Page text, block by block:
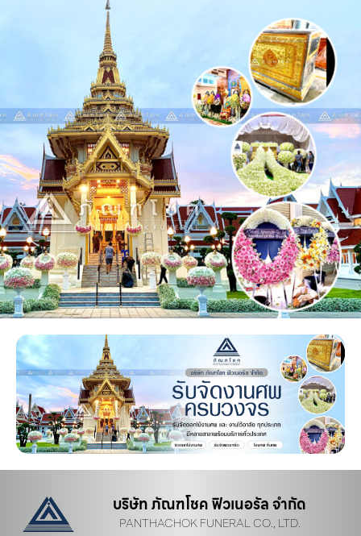
บริษัท ภัณฑโชค ฟิวเนอรัล จำกัด
PANTHACHOK FUNERAL CO., LTD.